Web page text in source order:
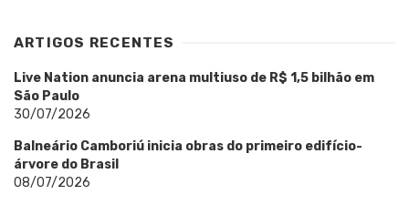
ARTIGOS RECENTES
Live Nation anuncia arena multiuso de R$ 1,5 bilhão em
São Paulo
30/07/2026
Balneário Camboriú inicia obras do primeiro edifício-
árvore do Brasil
08/07/2026